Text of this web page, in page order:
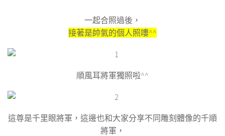
一起合照過後，
接著是帥氣的個人照嘍^^
順風耳將軍獨照啦^^
這尊是千里眼將軍，這邊也和大家分享不同雕刻體像的千順
將軍，